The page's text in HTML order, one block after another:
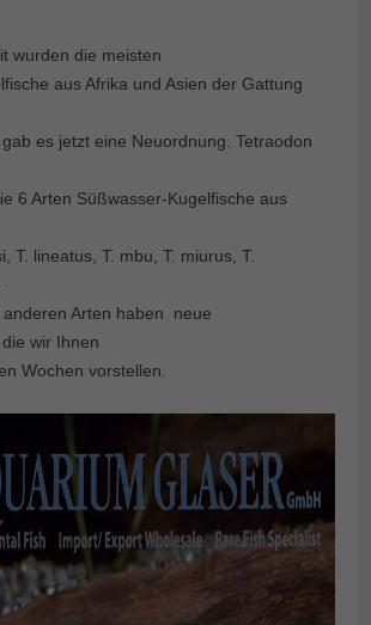
wurden die meisten
aus Afrika und Asien der Gattung
es jetzt eine Neuordnung. Tetraodon
6 Arten Süßwasser-Kugelfische aus
T. lineatus, T. mbu, T. miurus, T.
anderen Arten haben neue
wir Ihnen
Wochen vorstellen.